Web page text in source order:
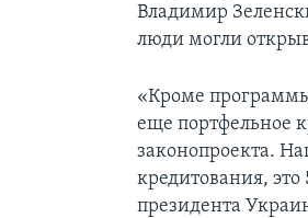
Владимир
люди могли
«Кроме
еще портфельное
законопроекта.
кредитования,
президента